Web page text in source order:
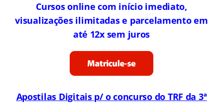
Cursos online com início imediato,
visualizações ilimitadas e parcelamento em
até 12x sem juros
Apostilas Digitais p/ o concurso do TRF da 3ª